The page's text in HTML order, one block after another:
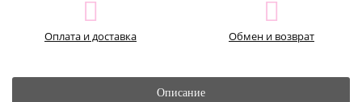
Оплата и доставка Обмен и возврат
Описание